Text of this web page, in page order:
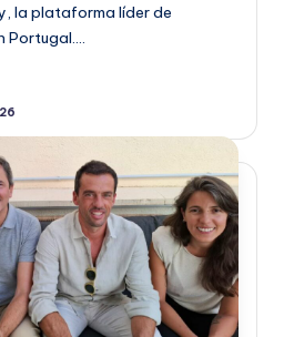
la plataforma líder de
Portugal.…